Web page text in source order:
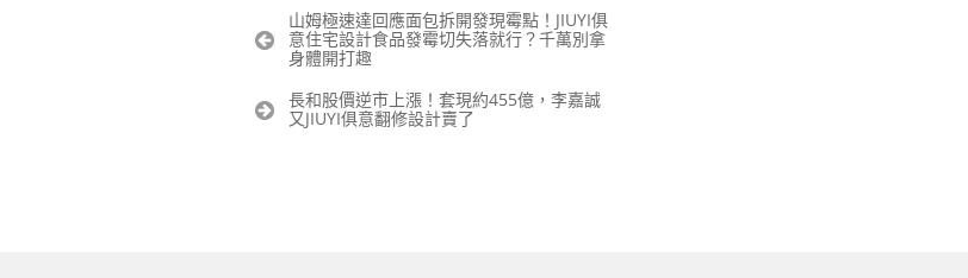
章
覽
山姆極速達回應面包拆開發現霉點！JIUYI俱
意住宅設計食品發霉切失落就行？千萬別拿
身體開打趣
長和股價逆市上漲！套現約455億，李嘉誠
又JIUYI俱意翻修設計賣了